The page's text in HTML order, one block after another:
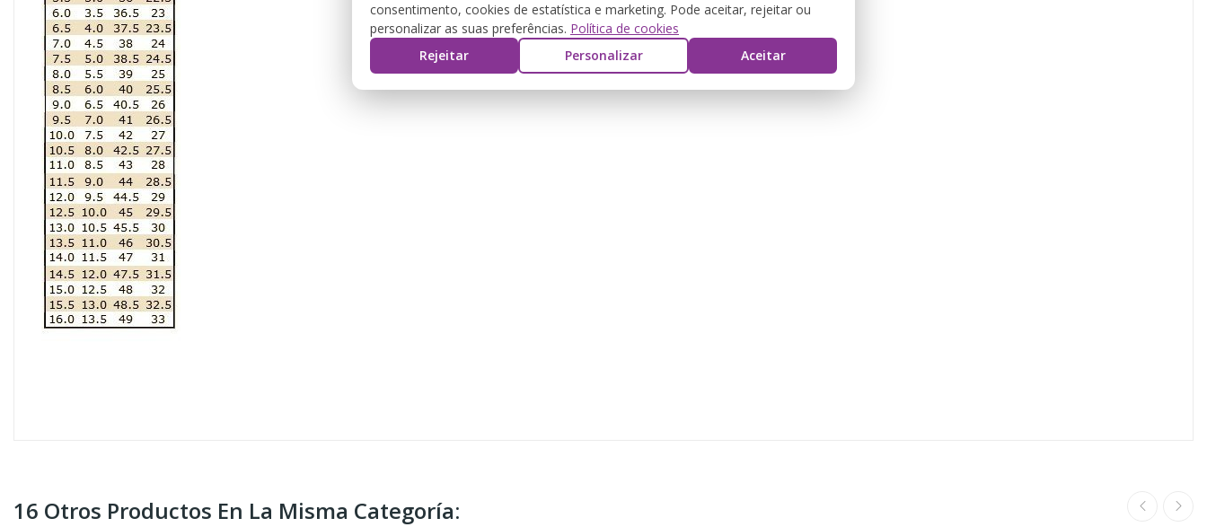
16 Otros Productos En La Misma Categoría:
consentimento, cookies de estatística e marketing. Pode aceitar, rejeitar ou
personalizar as suas preferências. Política de cookies
Rejeitar
Personalizar Aceitar